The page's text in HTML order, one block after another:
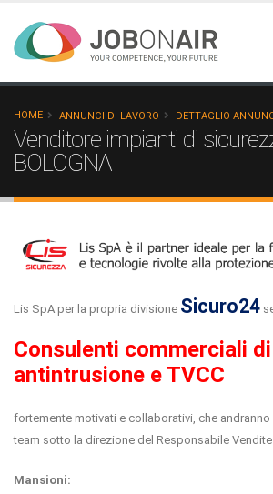
HOME ANNUNCI DI LAVORO DETTAGLIO
Venditore impianti di
BOLOGNA
Lis SpA per la propria divisione Sicuro24
Consulenti commerciali
antintrusione e TVCC
fortemente motivati e collaborativi, che
team sotto la direzione del Responsabile Vendite
Mansioni: